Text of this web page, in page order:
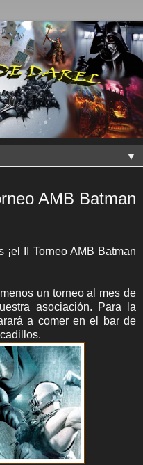
▼
AMB Batman
II Torneo AMB Batman
un torneo al mes de
asociación. Para la
a comer en el bar de